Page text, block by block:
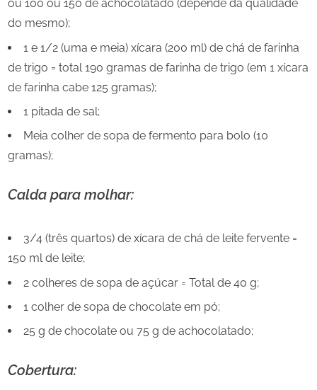
ou 100 ou 150 de achocolatado (depende da qualidade
do mesmo);
1 e 1/2 (uma e meia) xícara (200 ml) de chá de farinha
de trigo = total 190 gramas de farinha de trigo (em 1 xícara
de farinha cabe 125 gramas);
1 pitada de sal;
Meia colher de sopa de fermento para bolo (10
gramas);
Calda para molhar:
3/4 (três quartos) de xícara de chá de leite fervente =
150 ml de leite;
2 colheres de sopa de açúcar = Total de 40 g;
1 colher de sopa de chocolate em pó;
25 g de chocolate ou 75 g de achocolatado;
Cobertura: